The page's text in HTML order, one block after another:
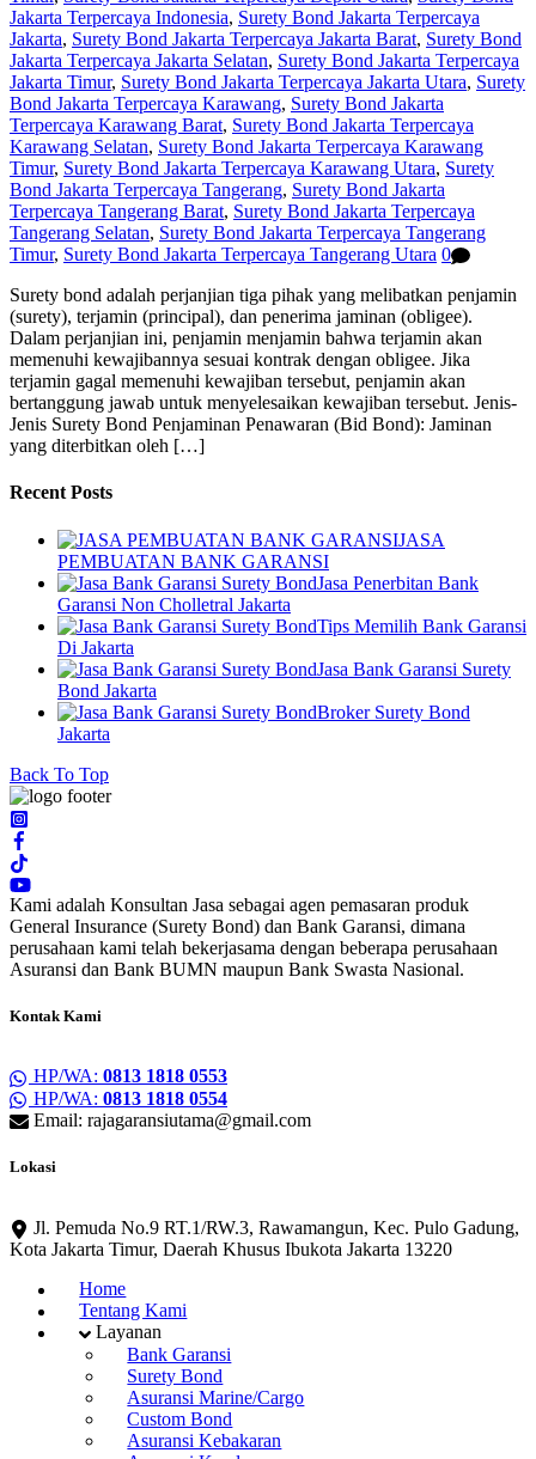
Jakarta Terpercaya Indonesia, Surety Bond Jakarta Terpercaya
Jakarta, Surety Bond Jakarta Terpercaya Jakarta Barat, Surety Bond
Jakarta Terpercaya Jakarta Selatan, Surety Bond Jakarta Terpercaya
Jakarta Timur, Surety Bond Jakarta Terpercaya Jakarta Utara, Surety
Bond Jakarta Terpercaya Karawang, Surety Bond Jakarta
Terpercaya Karawang Barat, Surety Bond Jakarta Terpercaya
Karawang Selatan, Surety Bond Jakarta Terpercaya Karawang
Timur, Surety Bond Jakarta Terpercaya Karawang Utara, Surety
Bond Jakarta Terpercaya Tangerang, Surety Bond Jakarta
Terpercaya Tangerang Barat, Surety Bond Jakarta Terpercaya
Tangerang Selatan, Surety Bond Jakarta Terpercaya Tangerang
Timur, Surety Bond Jakarta Terpercaya Tangerang Utara 0
Surety bond adalah perjanjian tiga pihak yang melibatkan penjamin
(surety), terjamin (principal), dan penerima jaminan (obligee).
Dalam perjanjian ini, penjamin menjamin bahwa terjamin akan
memenuhi kewajibannya sesuai kontrak dengan obligee. Jika
terjamin gagal memenuhi kewajiban tersebut, penjamin akan
bertanggung jawab untuk menyelesaikan kewajiban tersebut. Jenis-
Jenis Surety Bond Penjaminan Penawaran (Bid Bond): Jaminan
yang diterbitkan oleh […]
Recent Posts
JASA
PEMBUATAN BANK GARANSI
Jasa Penerbitan Bank
Garansi Non Cholletral Jakarta
Tips Memilih Bank Garansi
Di Jakarta
Jasa Bank Garansi Surety
Bond Jakarta
Broker Surety Bond
Jakarta
Back To Top
Kami adalah Konsultan Jasa sebagai agen pemasaran produk
General Insurance (Surety Bond) dan Bank Garansi, dimana
perusahaan kami telah bekerjasama dengan beberapa perusahaan
Asuransi dan Bank BUMN maupun Bank Swasta Nasional.
Kontak Kami
HP/WA: 0813 1818 0553
HP/WA: 0813 1818 0554
Email: rajagaransiutama@gmail.com
Lokasi
Jl. Pemuda No.9 RT.1/RW.3, Rawamangun, Kec. Pulo Gadung,
Kota Jakarta Timur, Daerah Khusus Ibukota Jakarta 13220
Home
Tentang Kami
Layanan
Bank Garansi
Surety Bond
Asuransi Marine/Cargo
Custom Bond
Asuransi Kebakaran